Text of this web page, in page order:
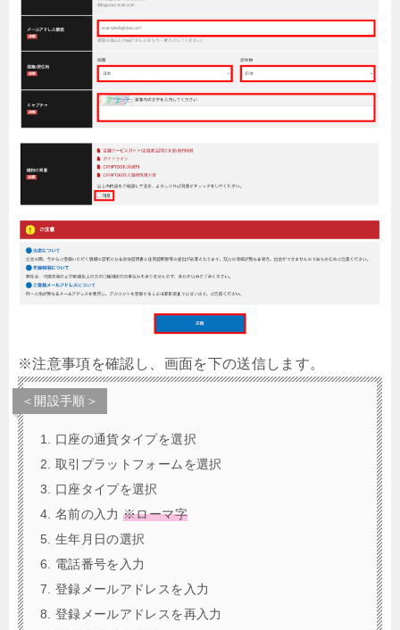
※注意事項を確認し、画面を下の送信します。
＜開設手順＞
口座の通貨タイプを選択
取引プラットフォームを選択
口座タイプを選択
名前の入力※ローマ字
生年月日の選択
電話番号を入力
登録メールアドレスを入力
登録メールアドレスを再入力